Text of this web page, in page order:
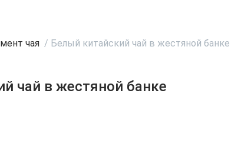
чая / Белый китайский чай в жестяной банке
чай в жестяной банке